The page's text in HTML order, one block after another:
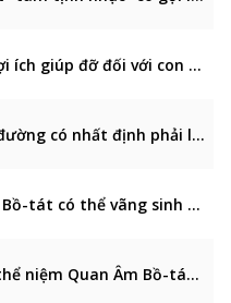
Cha mẹ niệm Phật có lợi ích giúp đỡ đối với con cái hay không?
Chủ trì của niệm Phật đường có nhất định phải là người xuất gia không?
Chuyên niệm Địa Tạng Bồ-tát có thể vãng sinh Tây Phương không?
Chuyên tu Tịnh Độ có thể niệm Quan Âm Bồ-tát được không?